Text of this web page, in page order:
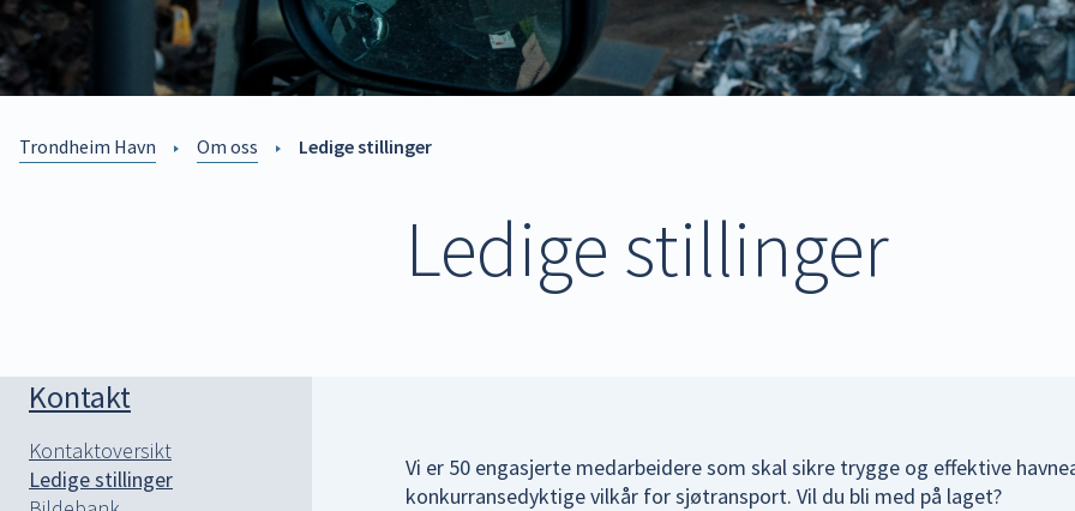
Trondheim Havn Om oss Ledige stillinger
Ledige stillinger
Vi er 50 engasjerte medarbeidere som skal sikre trygge og effektive
konkurransedyktige vilkår for sjøtransport. Vil du bli med på laget?
Kontakt
Kontaktoversikt
Ledige stillinger